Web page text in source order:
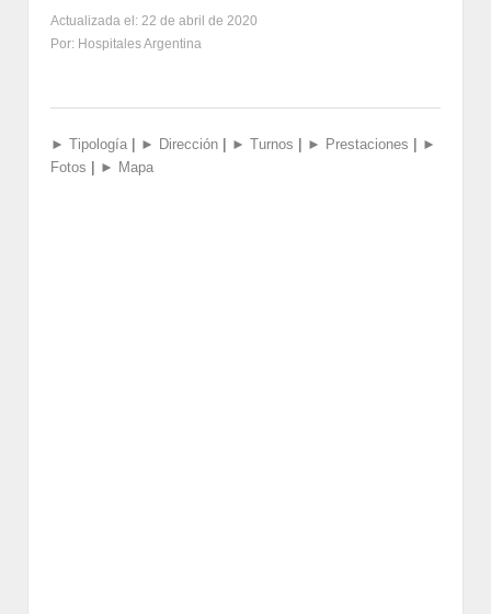
Actualizada el: 22 de abril de 2020
Por: Hospitales Argentina
► Tipología | ► Dirección | ► Turnos | ► Prestaciones | ►
Fotos | ► Mapa